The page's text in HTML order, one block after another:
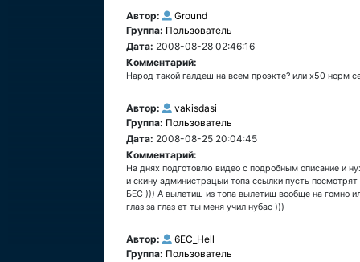
Автор:
Ground
Группа: Пользователь
Дата: 2008-08-28 02:46:16
Комментарий:
Народ такой галдеш на всем проэкте? или х50 норм
Автор:
vakisdasi
Группа: Пользователь
Дата: 2008-08-25 20:04:45
Комментарий:
На днях подготовлю видео с подробным описание и
и скину администрацыи топа ссылки пусть
БЕС ))) А вылетиш из топа вылетиш вообще на гомно
глаз за глаз ет ты меня учил нубас )))
Автор:
6EC_Hell
Группа: Пользователь